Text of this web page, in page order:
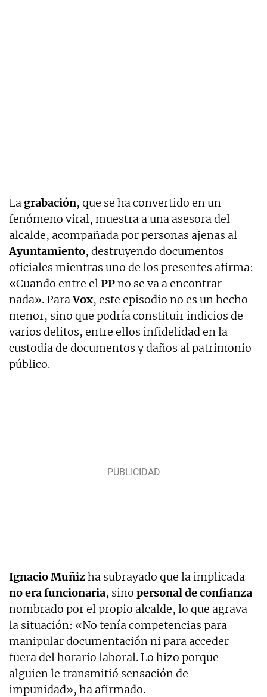
La grabación, que se ha convertido en un
fenómeno viral, muestra a una asesora del
alcalde, acompañada por personas ajenas al
Ayuntamiento, destruyendo documentos
oficiales mientras uno de los presentes afirma:
«Cuando entre elPPno se va a encontrar
nada». ParaVox, este episodio no es un hecho
menor, sino que podría constituir indicios de
varios delitos, entre ellos infidelidad en la
custodia de documentos y daños al patrimonio
público.
Ignacio Muñizha subrayado que la implicada
no era funcionaria, sino personal de confianza
nombrado por el propio alcalde, lo que agrava
la situación: «No tenía competencias para
manipular documentación ni para acceder
fuera del horario laboral. Lo hizo porque
alguien le transmitió sensación de
impunidad», ha afirmado.